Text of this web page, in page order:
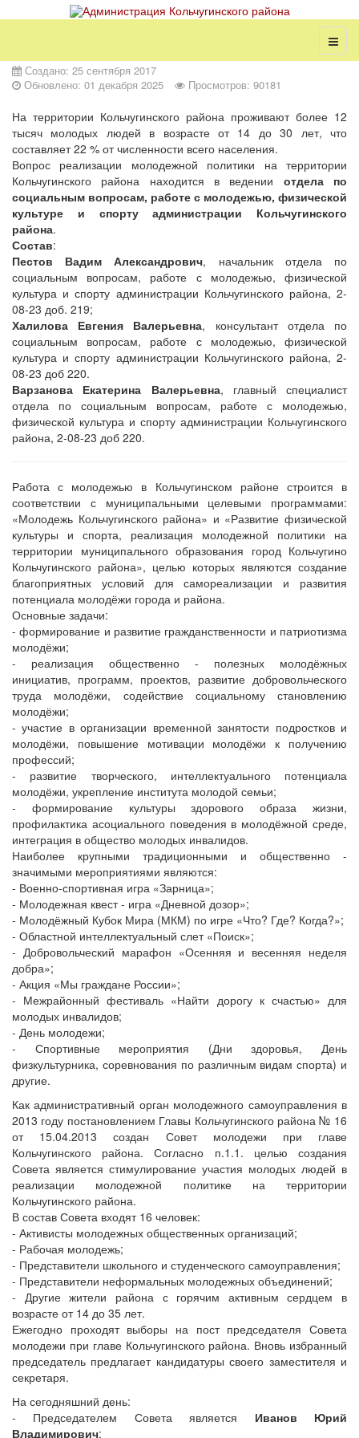
Создано: 25 сентября 2017
Обновлено: 01 декабря 2025
Просмотров: 90181
На территории Кольчугинского района проживают более 12
тысяч молодых людей в возрасте от 14 до 30 лет, что
составляет 22 % от численности всего населения.
Вопрос реализации молодежной политики на территории
Кольчугинского района находится в ведении отдела по
социальным вопросам, работе с молодежью, физической
культуре и спорту администрации Кольчугинского
района.
Состав:
Пестов Вадим Александрович, начальник отдела по
социальным вопросам, работе с молодежью, физической
культура и спорту администрации Кольчугинского района, 2-
08-23 доб. 219;
Халилова Евгения Валерьевна, консультант отдела по
социальным вопросам, работе с молодежью, физической
культура и спорту администрации Кольчугинского района, 2-
08-23 доб 220.
Варзанова Екатерина Валерьевна, главный специалист
отдела по социальным вопросам, работе с молодежью,
физической культура и спорту администрации Кольчугинского
района, 2-08-23 доб 220.
Работа с молодежью в Кольчугинском районе строится в
соответствии с муниципальными целевыми программами:
«Молодежь Кольчугинского района» и «Развитие физической
культуры и спорта, реализация молодежной политики на
территории муниципального образования город Кольчугино
Кольчугинского района», целью которых являются создание
благоприятных условий для самореализации и развития
потенциала молодёжи города и района.
Основные задачи:
- формирование и развитие гражданственности и патриотизма
молодёжи;
- реализация общественно - полезных молодёжных
инициатив, программ, проектов, развитие добровольческого
труда молодёжи, содействие социальному становлению
молодёжи;
- участие в организации временной занятости подростков и
молодёжи, повышение мотивации молодёжи к получению
профессий;
- развитие творческого, интеллектуального потенциала
молодёжи, укрепление института молодой семьи;
- формирование культуры здорового образа жизни,
профилактика асоциального поведения в молодёжной среде,
интеграция в общество молодых инвалидов.
Наиболее крупными традиционными и общественно -
значимыми мероприятиями являются:
- Военно-спортивная игра «Зарница»;
- Молодежная квест - игра «Дневной дозор»;
- Молодёжный Кубок Мира (МКМ) по игре «Что? Где? Когда?»;
- Областной интеллектуальный слет «Поиск»;
- Добровольческий марафон «Осенняя и весенняя неделя
добра»;
- Акция «Мы граждане России»;
- Межрайонный фестиваль «Найти дорогу к счастью» для
молодых инвалидов;
- День молодежи;
- Спортивные мероприятия (Дни здоровья, День
физкультурника, соревнования по различным видам спорта) и
другие.
Как административный орган молодежного самоуправления в
2013 году постановлением Главы Кольчугинского района № 16
от 15.04.2013 создан Совет молодежи при главе
Кольчугинского района. Согласно п.1.1. целью создания
Совета является стимулирование участия молодых людей в
реализации молодежной политике на территории
Кольчугинского района.
В состав Совета входят 16 человек:
- Активисты молодежных общественных организаций;
- Рабочая молодежь;
- Представители школьного и студенческого самоуправления;
- Представители неформальных молодежных объединений;
- Другие жители района с горячим активным сердцем в
возрасте от 14 до 35 лет.
Ежегодно проходят выборы на пост председателя Совета
молодежи при главе Кольчугинского района. Вновь избранный
председатель предлагает кандидатуры своего заместителя и
секретаря.
На сегодняшний день:
- Председателем Совета является Иванов Юрий
Владимирович;